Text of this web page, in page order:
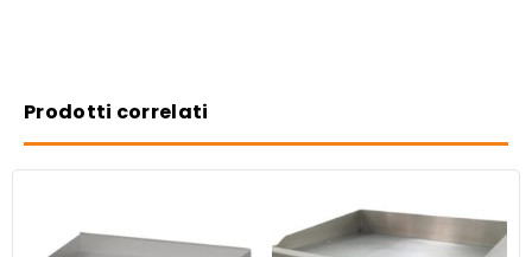
Prodotti correlati